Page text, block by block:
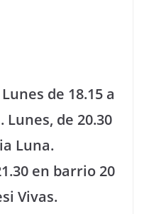
de 18.15 a
Lunes, de 20.30
Luna.
en barrio 20
Vivas.